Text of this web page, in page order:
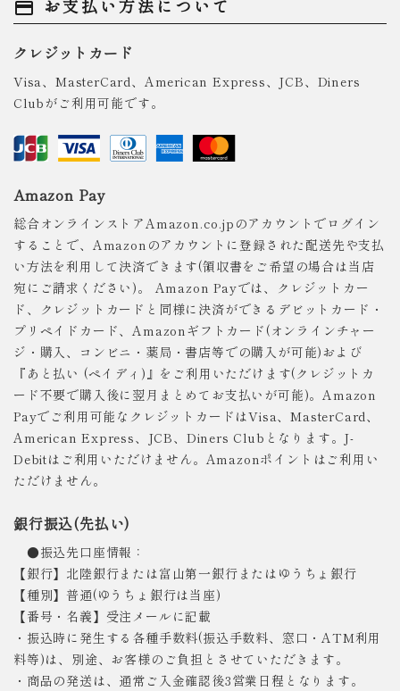
payment お支払い方法について
クレジットカード
Visa、MasterCard、American Express、JCB、Diners
Clubがご利用可能です。
Amazon Pay
総合オンラインストアAmazon.co.jpのアカウントでログイン
することで、Amazonのアカウントに登録された配送先や支払
い方法を利用して決済できます(領収書をご希望の場合は当店
宛にご請求ください)。 Amazon Payでは、クレジットカー
ド、クレジットカードと同様に決済ができるデビットカード・
プリペイドカード、Amazonギフトカード(オンラインチャー
ジ・購入、コンビニ・薬局・書店等での購入が可能)および
『あと払い (ペイディ)』をご利用いただけます(クレジットカ
ード不要で購入後に翌月まとめてお支払いが可能)。Amazon
Payでご利用可能なクレジットカードはVisa、MasterCard、
American Express、JCB、Diners Clubとなります。J-
Debitはご利用いただけません。Amazonポイントはご利用い
ただけません。
銀行振込(先払い)
●振込先口座情報：
【銀行】北陸銀行または富山第一銀行またはゆうちょ銀行
【種別】普通(ゆうちょ銀行は当座)
【番号・名義】受注メールに記載
・振込時に発生する各種手数料(振込手数料、窓口・ATM利用
料等)は、別途、お客様のご負担とさせていただきます。
・商品の発送は、通常ご入金確認後3営業日程となります。